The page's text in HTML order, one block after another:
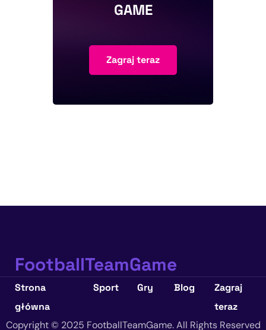
GAME
Zagraj teraz
FootballTeamGame
Strona
główna
Sport Gry Blog
Zagraj
teraz
Copyright © 2025 FootballTeamGame. All Rights Reserved